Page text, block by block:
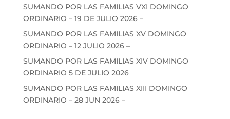
SUMANDO POR LAS FAMILIAS VXI DOMINGO
ORDINARIO – 19 DE JULIO 2026 –
SUMANDO POR LAS FAMILIAS XV DOMINGO
ORDINARIO – 12 JULIO 2026 –
SUMANDO POR LAS FAMILIAS XIV DOMINGO
ORDINARIO 5 DE JULIO 2026
SUMANDO POR LAS FAMILIAS XIII DOMINGO
ORDINARIO – 28 JUN 2026 –